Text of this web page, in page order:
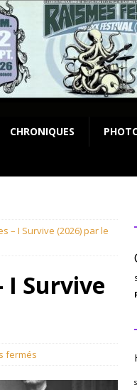
CHRONIQUES
– I Survive (2026) par le
I Survive
fermés